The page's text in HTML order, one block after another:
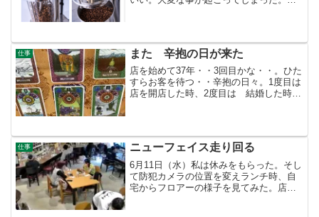
か・・・今更 どこから仕入...
仕事 また 辛抱の日が来た
店を始めて37年・・3回目かな・・。ひた
すらお客を待つ・・辛抱の日々。1度目は
店を開店した時、2度目は 結婚した時
ってはいない...
仕事 ニューフェイス走り回る
6月11日（水）私は休みをもらった。そし
て防犯カメラの位置を変えランチ時、自
宅からフロアーの様子を見てみた。店は